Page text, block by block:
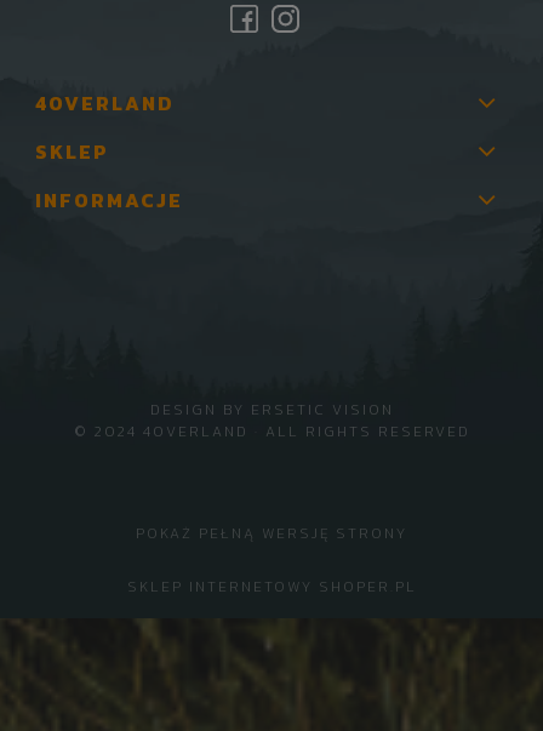
4OVERLAND
SKLEP
INFORMACJE
© 2024 4OVERLAND · ALL RIGHTS RESERVED
DESIGN BY ERSETIC VISION
POKAŻ PEŁNĄ WERSJĘ STRONY
SKLEP INTERNETOWY SHOPER.PL